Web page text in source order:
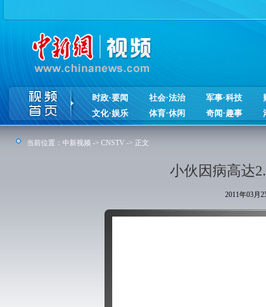
时政·要闻 社会·法治 军事·科技
文化·娱乐
体育·休闲 奇闻·趣事
当前位置： 中新视频 -> CNSTV -> 正文
小伙因病高达
2011年03月